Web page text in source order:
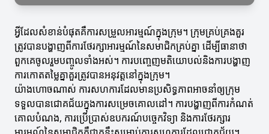
អ្វីដែលសំខាន់បំផុតគឺការសម្រួលអារម្មណ៍ក្នុងក្រុម។ ក្រុមគ្រប់គ្រងគួរ
ត្រូវបានបង្ហាញពីការថែរក្សាអារម្មណ៍នៃសមាជិកគ្រប់គ្នា ដើម្បីធានាថា
ពួកគេចូលរួមបញ្ចូលទាំងអស់។ ការបញ្ចេញមតិយោបល់និងការបង្ហាញ
ការកោតតម្លៃគ្នាគួរត្រូវបានអនុវត្តនៅក្នុងក្រុម។
យ៉ាងហោចណាស់ ការសហការដែលមានប្រសិទ្ធភាពអាចនាំឲ្យក្រុម
ទទួលបានជោគជ័យក្នុងការសម្រេចគោលដៅ។ ការបង្ហាញពីការកំណត់
គោលបំណង, ការប្រើប្រាស់ឧបករណ៍បច្ចេកវិទ្យា និងការថែរក្សារ